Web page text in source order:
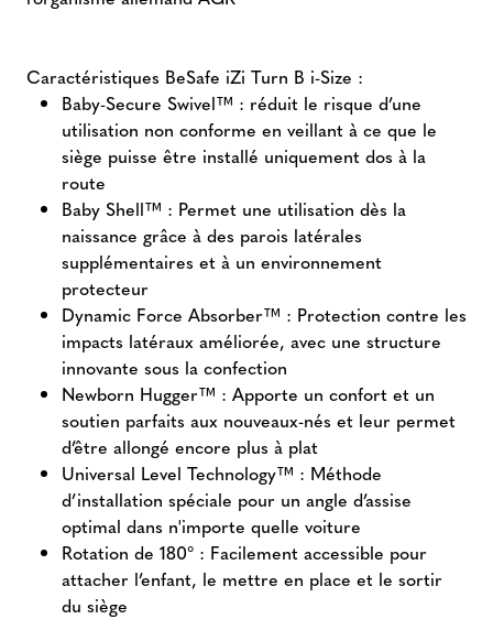
Caractéristiques BeSafe iZi Turn B i-Size :
Baby-Secure Swivel™ : réduit le risque d’une
utilisation non conforme en veillant à ce que le
siège puisse être installé uniquement dos à la
route
Baby Shell™ : Permet une utilisation dès la
naissance grâce à des parois latérales
supplémentaires et à un environnement
protecteur
Dynamic Force Absorber™ : Protection contre les
impacts latéraux améliorée, avec une structure
innovante sous la confection
Newborn Hugger™ : Apporte un confort et un
soutien parfaits aux nouveaux-nés et leur permet
d’être allongé encore plus à plat
Universal Level Technology™ : Méthode
d’installation spéciale pour un angle d’assise
optimal dans n'importe quelle voiture
Rotation de 180° : Facilement accessible pour
attacher l’enfant, le mettre en place et le sortir
du siège